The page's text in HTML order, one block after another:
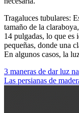
Tragaluces tubulares:
tamaño de la
14 pulgadas, lo que es
pequeñas, donde una
En algunos casos, la
Navegación
de
3 maneras de dar luz
Las persianas de